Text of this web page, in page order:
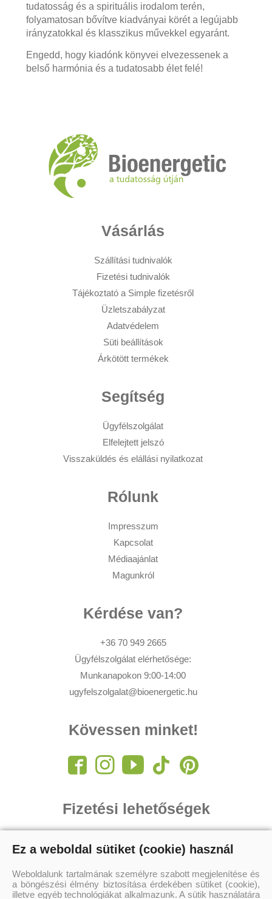
tudatosság és a spirituális irodalom terén,
folyamatosan bővítve kiadványai körét a legújabb
irányzatokkal és klasszikus művekkel egyaránt.
Engedd, hogy kiadónk könyvei elvezessenek a
belső harmónia és a tudatosabb élet felé!
Vásárlás
Szállítási tudnivalók
Fizetési tudnivalók
Tájékoztató a Simple fizetésről
Üzletszabályzat
Adatvédelem
Süti beállítások
Árkötött termékek
Segítség
Ügyfélszolgálat
Elfelejtett jelszó
Visszaküldés és elállási nyilatkozat
Rólunk
Impresszum
Kapcsolat
Médiaajánlat
Magunkról
Kérdése van?
+36 70 949 2665
Ügyfélszolgálat elérhetősége:
Munkanapokon 9:00-14:00
ugyfelszolgalat@bioenergetic.hu
Kövessen minket!
Fizetési lehetőségek
Ez a weboldal sütiket (cookie) használ
Weboldalunk tartalmának személyre szabott megjelenítése és
a böngészési élmény biztosítása érdekében sütiket (cookie),
illetve egyéb technológiákat alkalmazunk. A sütik használatára